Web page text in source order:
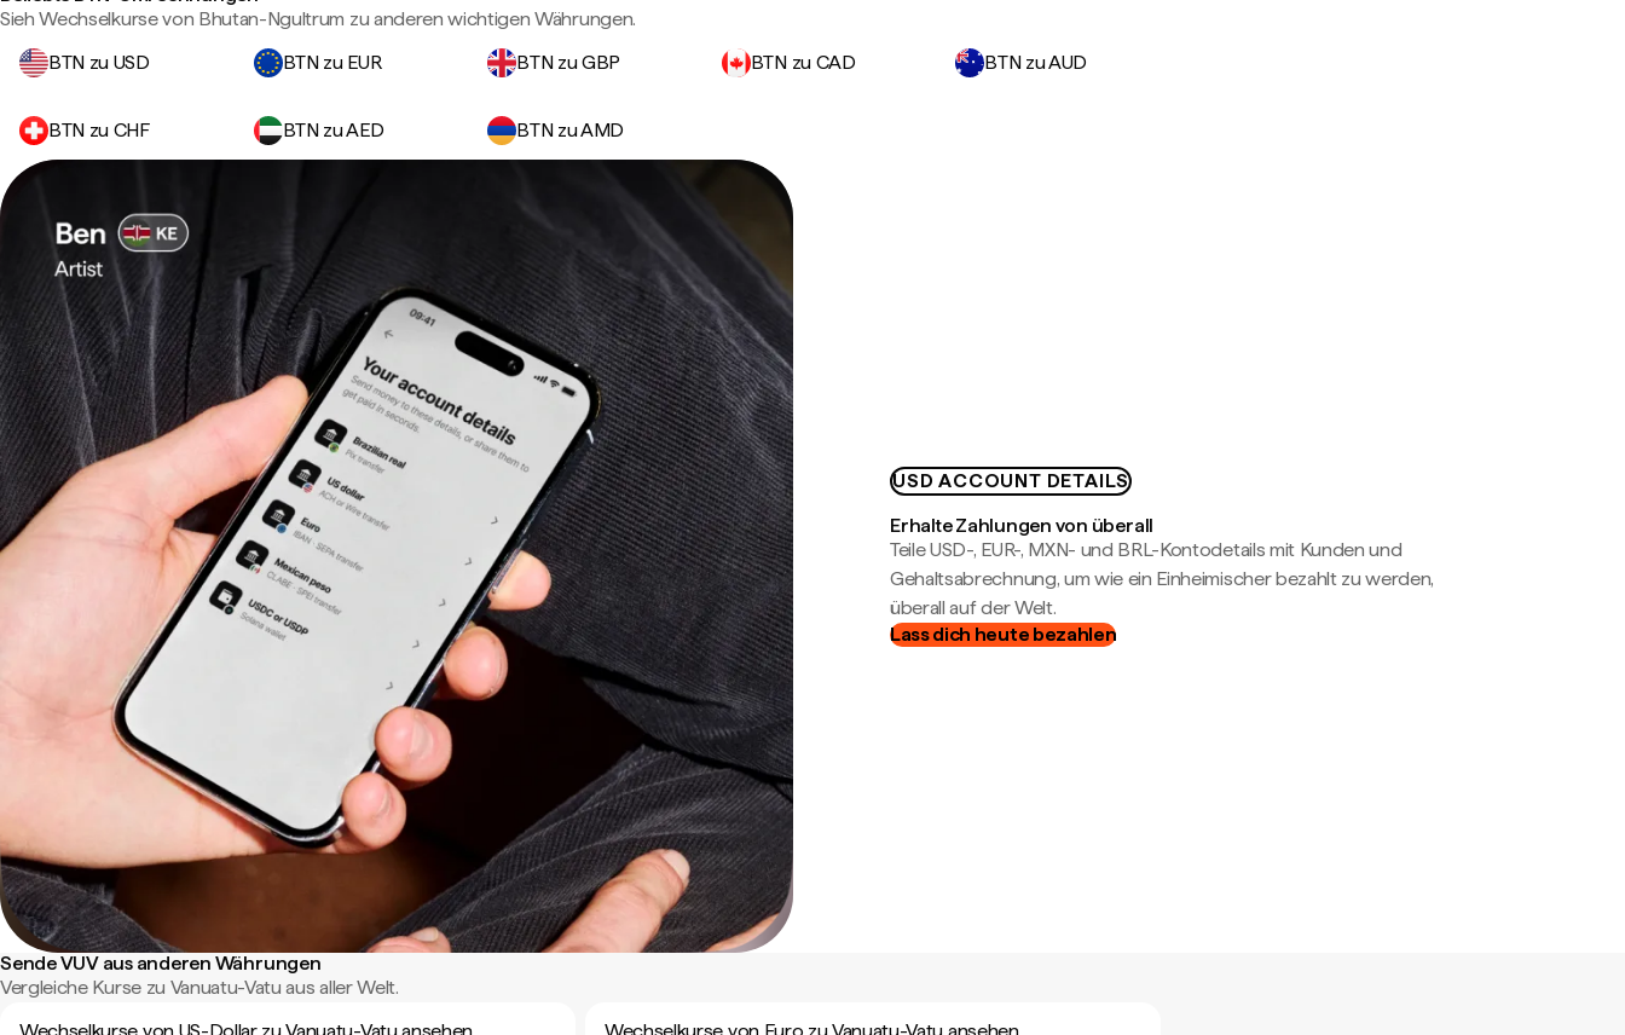
Sieh Wechselkurse von Bhutan-Ngultrum zu anderen wichtigen Währungen.
BTN zu USD
BTN zu EUR BTN zu GBP BTN zu CAD BTN zu AUD
BTN zu CHF BTN zu AED BTN zu AMD
USD ACCOUNT DETAILS
Erhalte Zahlungen von überall
Teile USD-, EUR-, MXN- und BRL-Kontodetails mit Kunden und
Gehaltsabrechnung, um wie ein Einheimischer bezahlt zu werden,
überall auf der Welt.
Lass dich heute bezahlen
Sende VUV aus anderen Währungen
Vergleiche Kurse zu Vanuatu-Vatu aus aller Welt.